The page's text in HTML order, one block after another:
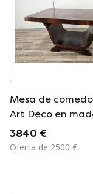
Mesa de
Art Déco en
de nogal, 1940
3840 €
Oferta de 2500 €